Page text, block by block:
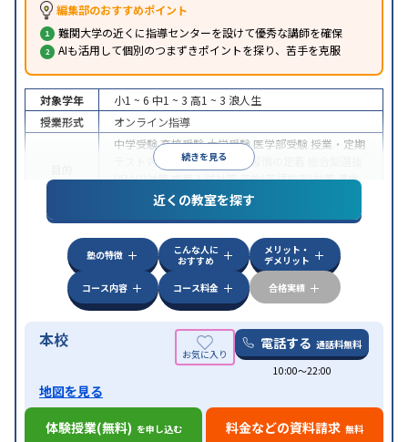
編集部のおすすめポイント
難関大学の近くに指導センターを設けて優秀な講師を確保
AIも活用して個別のつまずきポイントを探り、苦手を克服
続きを見る
対象学年 小1 ~ 6 中1 ~ 3 高1 ~ 3 浪人生
授業形式
オンライン指導
中学受験高校受験大学受験 医学部受験 授業・定期
テスト対策
内申点対策 学習習慣の定着
(旧AO)対策推薦入試対策英検(英語検定)対策漢検
(漢字検定)対策
中高一貫校生に対応成績保証制度あり授業の振替
可能不登校生に対応学習にPC・タブレットを利用
オンライン対応1科目から受講可能
近くの教室を探す
塾の特徴
こんな人に
おすすめ
メリット・
デメリット
コース内容
コース料金 合格実績
本校 電話する 通話料無料
10:00〜22:00
地図を見る
体験授業(無料) を申し込む 料金などの資料請求 無料